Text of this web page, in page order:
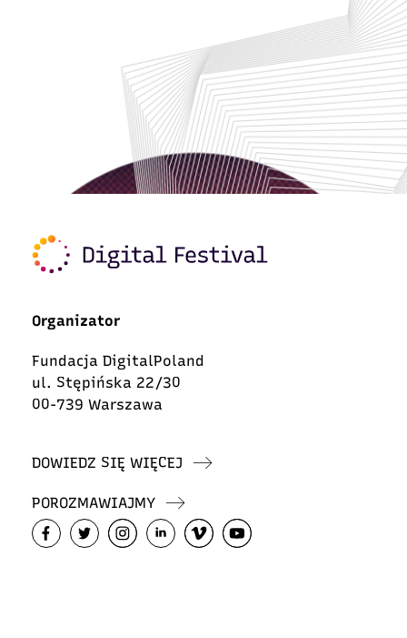
Organizator
Fundacja DigitalPoland
ul. Stępińska 22/30
00-739 Warszawa
DOWIEDZ SIĘ WIĘCEJ
POROZMAWIAJMY